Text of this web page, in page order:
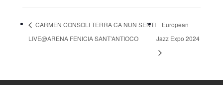
CARMEN CONSOLI TERRA CA NUN SENTI
LIVE@ARENA FENICIA SANT’ANTIOCO
European
Jazz Expo 2024